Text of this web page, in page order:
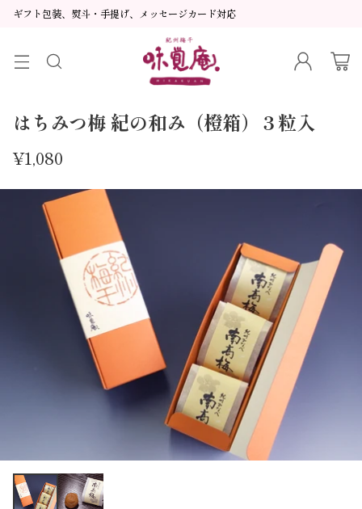
ギフト包装、熨斗・手提げ、メッセージカード対応
はちみつ梅 紀の和み（橙箱）３粒入
通
常
¥1,080